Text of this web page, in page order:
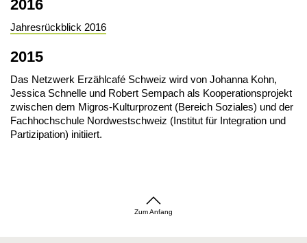
2016
Jahresrückblick 2016
2015
Das Netzwerk Erzählcafé Schweiz wird von Johanna Kohn,
Jessica Schnelle und Robert Sempach als Kooperationsprojekt
zwischen dem Migros-Kulturprozent (Bereich Soziales) und der
Fachhochschule Nordwestschweiz (Institut für Integration und
Partizipation) initiiert.
Zum Anfang